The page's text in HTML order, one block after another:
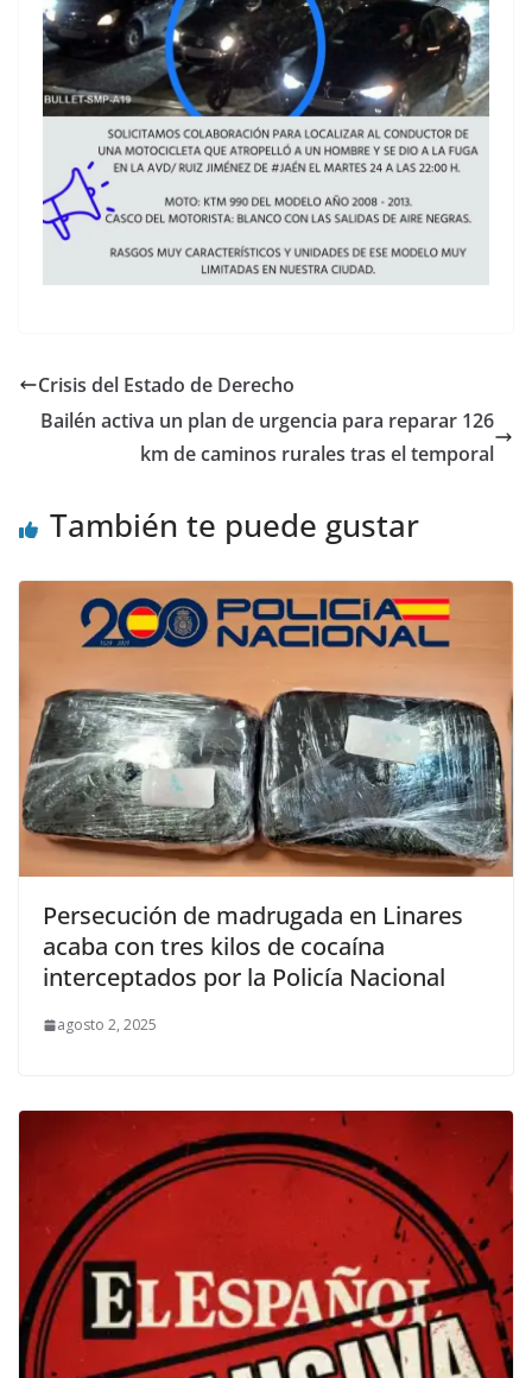
Crisis del Estado de Derecho
Bailén activa un plan de urgencia para reparar 126
km de caminos rurales tras el temporal
También te puede gustar
Persecución de madrugada en Linares
acaba con tres kilos de cocaína
interceptados por la Policía Nacional
agosto 2, 2025